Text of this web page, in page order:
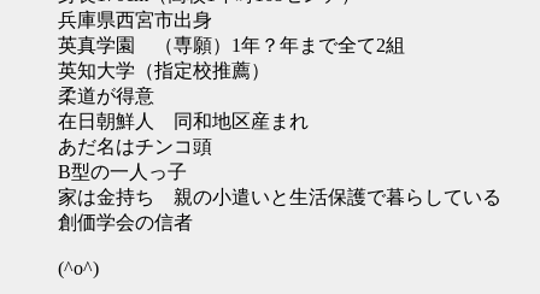
兵庫県西宮市出身
英真学園 （専願）1年？年まで全て2組
英知大学（指定校推薦）
柔道が得意
在日朝鮮人 同和地区産まれ
あだ名はチンコ頭
B型の一人っ子
家は金持ち 親の小遣いと生活保護で暮らしている
創価学会の信者
(^o^)